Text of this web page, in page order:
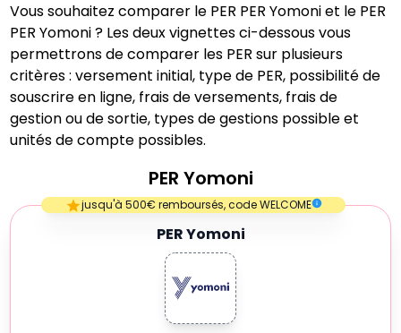
Vous souhaitez comparer le PER PER Yomoniet le PER
PER Yomoni? Les deux vignettes ci-dessous vous
permettrons de comparer les PER sur plusieurs
critères : versement initial, type de PER, possibilité de
souscrire en ligne, frais de versements, frais de
gestion ou de sortie, types de gestions possible et
unités de compte possibles.
PER Yomoni
1 Star
Empty
jusqu'à 500€ remboursés, code WELCOME
PER Yomoni